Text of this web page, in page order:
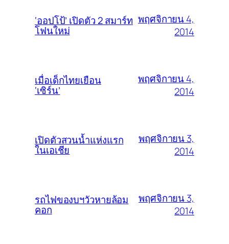
‘ออปโป้’ เปิดตัว 2 สมาร์ท
โฟนใหม่
พฤศจิกายน 4,
2014
เมื่อเด็กไทยเยือน
‘เซิร์น’
พฤศจิกายน 4,
2014
เปิดตัวสวนน้ำแห่งแรก
ในเอเชีย
พฤศจิกายน 3,
2014
รถไฟของบฯวัวหายล้อม
คอก
พฤศจิกายน 3,
2014